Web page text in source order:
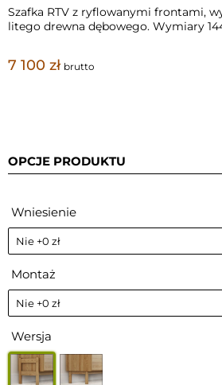
Szafka RTV z ryflowanymi frontami,
litego drewna dębowego. Wymiary
7 100 zł brutto
OPCJE PRODUKTU
Wniesienie
Montaż
Wersja